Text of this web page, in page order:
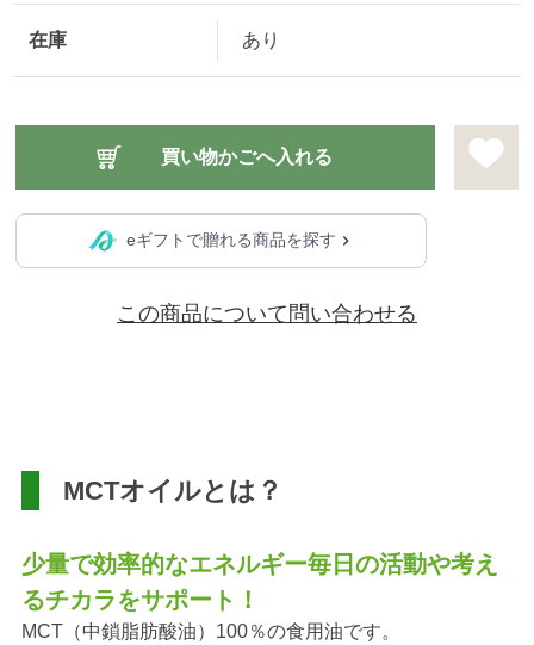
在庫 あり
eギフトで贈れる商品を探す
この商品について問い合わせる
MCTオイルとは？
少量で効率的なエネルギー毎日の活動や考え
るチカラをサポート！
MCT（中鎖脂肪酸油）100％の食用油です。